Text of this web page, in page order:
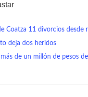
Coatza 11 divorcios desde
deja dos heridos
de un millón de pesos